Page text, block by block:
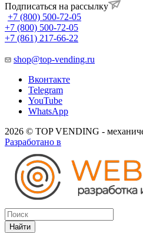
Подписаться на рассылку
+7 (800) 500-72-05
+7 (800) 500-72-05
+7 (861) 217-66-22
shop@top-vending.ru
Вконтакте
Telegram
YouTube
WhatsApp
2026 © TOP VENDING -
Разработано в
Найти